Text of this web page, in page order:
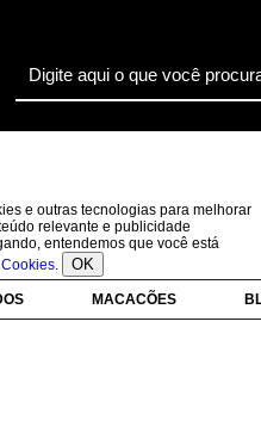
e outras tecnologias para melhorar
relevante e publicidade
entendemos que você está
. OK
MACACÕES